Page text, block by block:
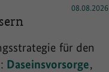
der
08.08.2026
für den
Daseinsvorsorge,